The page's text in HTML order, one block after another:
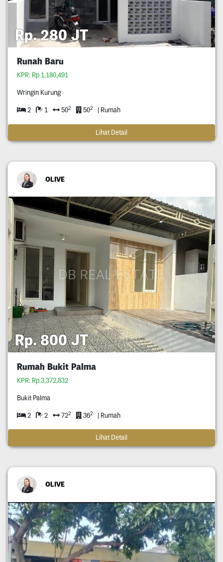
Rp. 280 JT
Runah Baru
KPR: Rp.1,180,491
Wringin Kurung
2 1 502 502 | Rumah
Lihat Detail
OLIVE
Rp. 800 JT
Rumah Bukit Palma
KPR: Rp.3,372,832
Bukit Palma
2 2 722 362 | Rumah
Lihat Detail
OLIVE